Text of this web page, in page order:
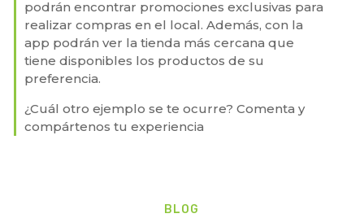
podrán encontrar promociones exclusivas para
realizar compras en el local. Además, con la
app podrán ver la tienda más cercana que
tiene disponibles los productos de su
preferencia.
¿Cuál otro ejemplo se te ocurre? Comenta y
compártenos tu experiencia
BLOG